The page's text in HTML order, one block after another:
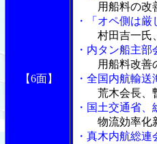
【6面】
用船料の改
・「オペ側は
村田吉一氏
・内タン船主
用船料改善
・全国内航輸
荒木会長、
・国土交通省
物流効率化
・真木内航総